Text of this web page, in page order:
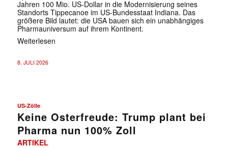
Jahren 100 Mio. US-Dollar in die Modernisierung seines
Standorts Tippecanoe im US-Bundesstaat Indiana. Das
größere Bild lautet: die USA bauen sich ein unabhängiges
Pharmauniversum auf ihrem Kontinent.
Weiterlesen
8. JULI 2026
US-Zölle
Keine Osterfreude: Trump plant bei
Pharma nun 100% Zoll
ARTIKEL